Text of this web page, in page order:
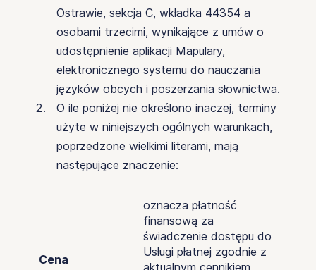
Ostrawie, sekcja C, wkładka 44354 a
osobami trzecimi, wynikające z umów o
udostępnienie aplikacji Mapulary,
elektronicznego systemu do nauczania
języków obcych i poszerzania słownictwa.
O ile poniżej nie określono inaczej, terminy
użyte w niniejszych ogólnych warunkach,
poprzedzone wielkimi literami, mają
następujące znaczenie:
Cena
oznacza płatność
finansową za
świadczenie dostępu do
Usługi płatnej zgodnie z
aktualnym cennikiem